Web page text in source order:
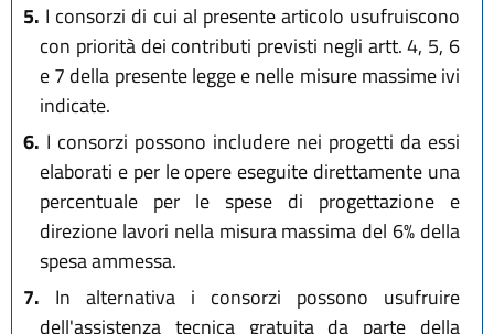
5. I consorzi di cui al presente articolo usufruiscono
con priorità dei contributi previsti negli artt. 4, 5, 6
e 7 della presente legge e nelle misure massime ivi
indicate.
6. I consorzi possono includere nei progetti da essi
elaborati e per le opere eseguite direttamente una
percentuale per le spese di progettazione e
direzione lavori nella misura massima del 6% della
spesa ammessa.
7. In alternativa i consorzi possono usufruire
dell'assistenza tecnica gratuita da parte della